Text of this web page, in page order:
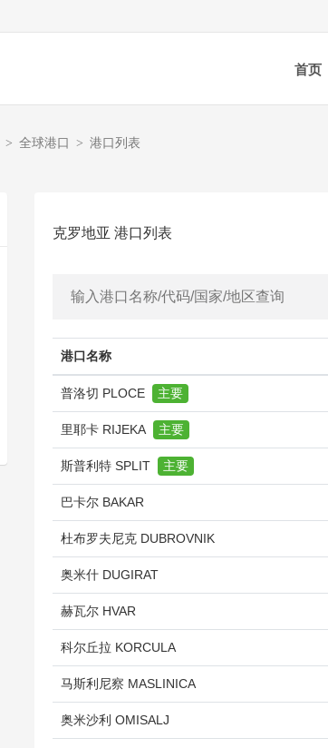
首页
> 全球港口 > 港口列表
克罗地亚 港口列表
港口名称
普洛切 PLOCE 主要
里耶卡 RIJEKA 主要
斯普利特 SPLIT 主要
巴卡尔 BAKAR
杜布罗夫尼克 DUBROVNIK
奥米什 DUGIRAT
赫瓦尔 HVAR
科尔丘拉 KORCULA
马斯利尼察 MASLINICA
奥米沙利 OMISALJ